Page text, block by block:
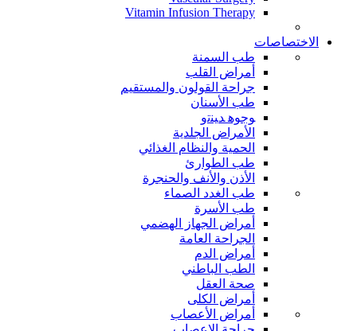
Vitamin Infusion Therapy
الاختصاصات
طب السمنة
أمراض القلب
جراحة القولون والمستقيم
طب الأسنان
ﻮﺟﻮﻫ ﺪﻴﻨﺗﻭ
الأمراض الجلدية
الحمية والنظام الغذائي
طب الطوارئ
الأذن والأنف والحنجرة
طب الغدد الصماء
طب الأسرة
أمراض الجهاز الهضمي
الجراحة العامة
أمراض الدم
الطب الباطني
صحة العقل
أمراض الكلى
أمراض الأعصاب